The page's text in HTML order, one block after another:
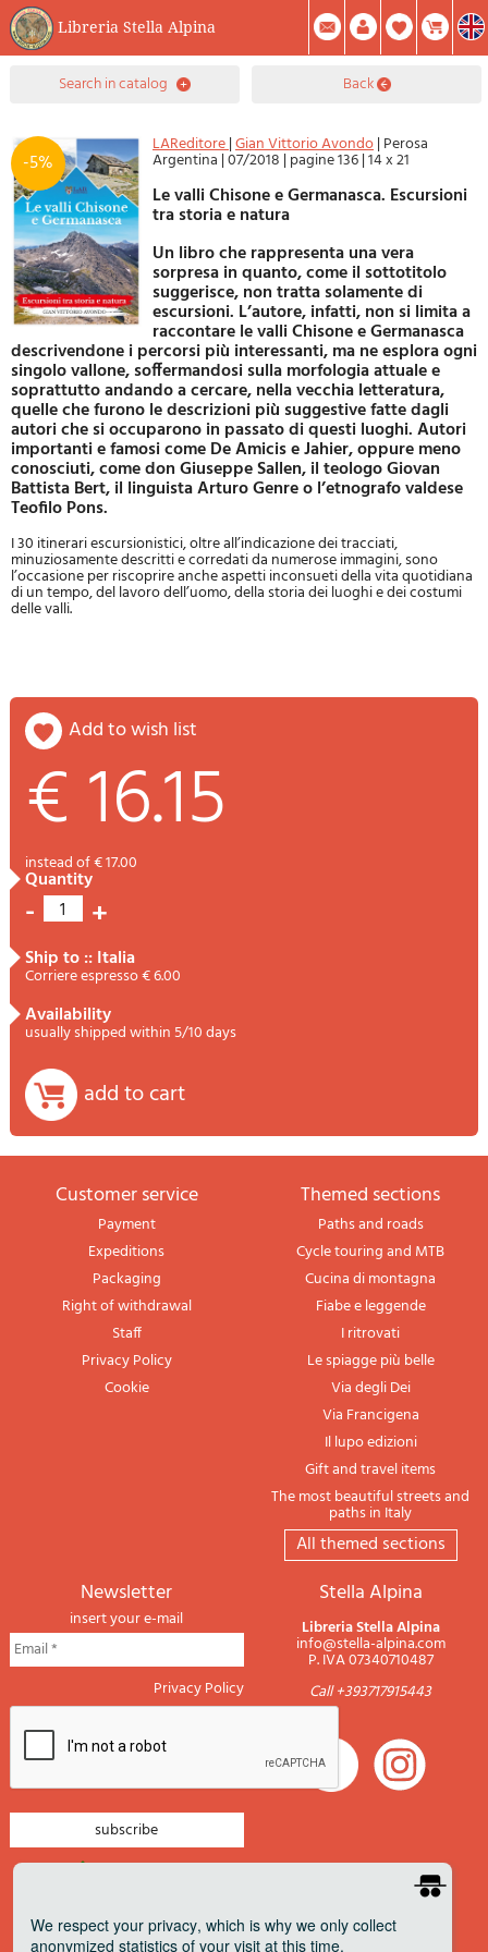
Libreria Stella Alpina
0Item(s) In Your Cart
Summary
Facebook
Create Account Mod. Password
search in catalog back
-5%
LAReditore|Gian Vittorio Avondo| Perosa
Argentina |07/2018 | pagine 136|14 x 21
Le valli Chisone e Germanasca. Escursioni
tra storia e natura
Un libro che rappresenta una vera
sorpresa in quanto, come il sottotitolo
suggerisce, non tratta solamente di
escursioni. L’autore, infatti, non si limita a
raccontare le valli Chisone e Germanasca
descrivendone i percorsi più interessanti, ma ne esplora ogni
singolo vallone, soffermandosi sulla morfologia attuale e
soprattutto andando a cercare, nella vecchia letteratura,
quelle che furono le descrizioni più suggestive fatte dagli
autori che si occuparono in passato di questi luoghi. Autori
importanti e famosi come De Amicis e Jahier, oppure meno
conosciuti, come don Giuseppe Sallen, il teologo Giovan
Battista Bert, il linguista Arturo Genre o l’etnografo valdese
Teofilo Pons.
I 30 itinerari escursionistici, oltre all’indicazione dei tracciati,
minuziosamente descritti e corredati da numerose immagini, sono
l’occasione per riscoprire anche aspetti inconsueti della vita quotidiana
di un tempo, del lavoro dell’uomo, della storia dei luoghi e dei costumi
delle valli.
add to wish list
€ 16.15
instead of € 17.00
quantity
- 1 +
ship to :: Italia
Corriere espresso € 6.00
availability
usually shipped within 5/10 days
add to cart
Customer service
Payment
Expeditions
Packaging
Right of withdrawal
Staff
Privacy Policy
Cookie
themed sections
Paths and roads
Cycle touring and MTB
Cucina di montagna
Fiabe e leggende
I ritrovati
Le spiagge più belle
Via degli Dei
Via Francigena
Il lupo edizioni
Gift and travel items
The most beautiful streets and
paths in Italy
All themed sections
newsletter
insert your e-mail
Privacy Policy
Stella Alpina
Libreria Stella Alpina
info@stella-alpina.com
P. IVA 07340710487
Call +393717915443
We respect your privacy, which is why we only collect
anonymized statistics of your visit at this time.